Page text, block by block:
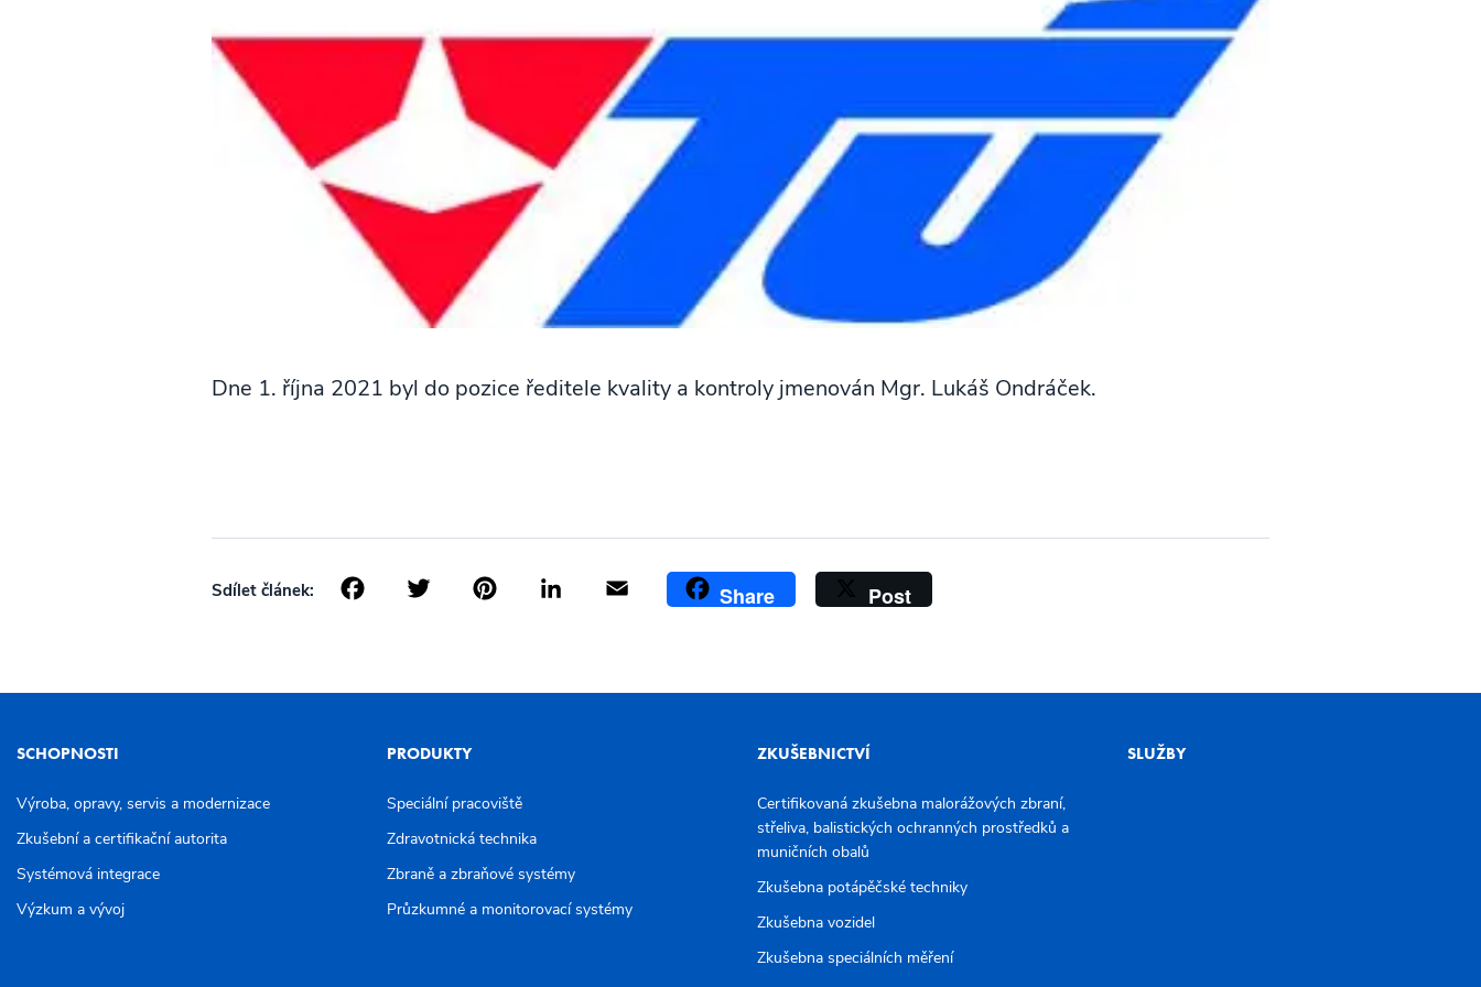
Dne 1. října 2021 byl do pozice ředitele kvality a kontroly jmenován Mgr. Lukáš Ondráček.
Sdílet článek: FacebookTwitterPinterestLinkedIn
Email Share Post
SCHOPNOSTI
Výroba, opravy, servis a modernizace
Zkušební a certifikační autorita
Systémová integrace
Výzkum a vývoj
PRODUKTY
Speciální pracoviště
Zdravotnická technika
Zbraně a zbraňové systémy
Průzkumné a monitorovací systémy
ZKUŠEBNICTVÍ
Certifikovaná zkušebna malorážových zbraní,
střeliva, balistických ochranných prostředků a
muničních obalů
Zkušebna potápěčské techniky
Zkušebna vozidel
Zkušebna speciálních měření
SLUŽBY